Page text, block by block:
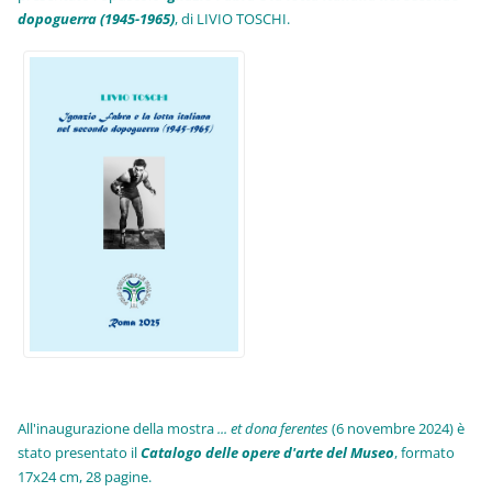
dopoguerra (1945-1965), di LIVIO TOSCHI.
All'inaugurazione della mostra... et dona ferentes(6 novembre 2024) è
stato presentato ilCatalogo delle opere d'arte del Museo, formato
17x24 cm, 28 pagine.